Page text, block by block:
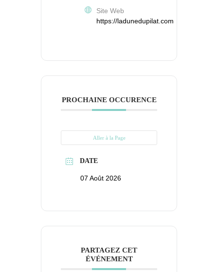
Site Web
https://ladunedupilat.com
PROCHAINE OCCURENCE
Aller à la Page
DATE
07 Août 2026
PARTAGEZ CET
ÉVÉNEMENT